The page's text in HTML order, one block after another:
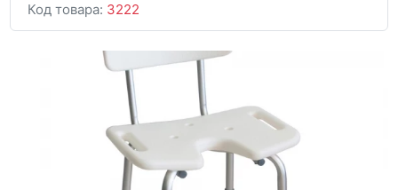
Код товара: 3222